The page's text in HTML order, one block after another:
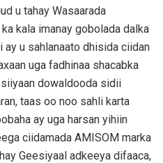
u tahay Wasaarada
kala imanay gobolada dalka
u sahlanaato dhisida ciidan
uga fadhinaa shacabka
dowaldooda sidii
taas oo noo sahli karta
ay uga harsan yihiin
ciidamada AMISOM marka
Geesiyaal adkeeya difaaca,